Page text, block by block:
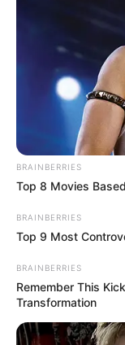
BRAINBERRIES
Top 8 Movies
BRAINBERRIES
Top 9 Most
BRAINBERRIES
Remember This
Transformation